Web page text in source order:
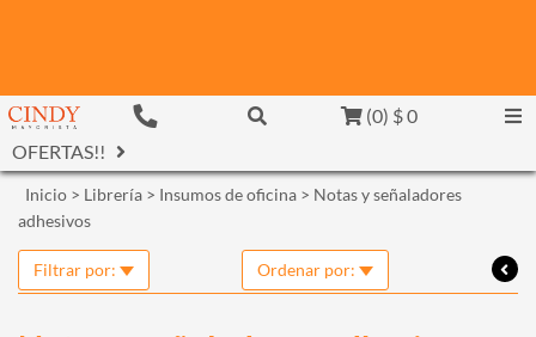
(0) $ 0
OFERTAS!!
Inicio > Librería > Insumos de oficina > Notas y señaladores
adhesivos
Filtrar por: Ordenar por: